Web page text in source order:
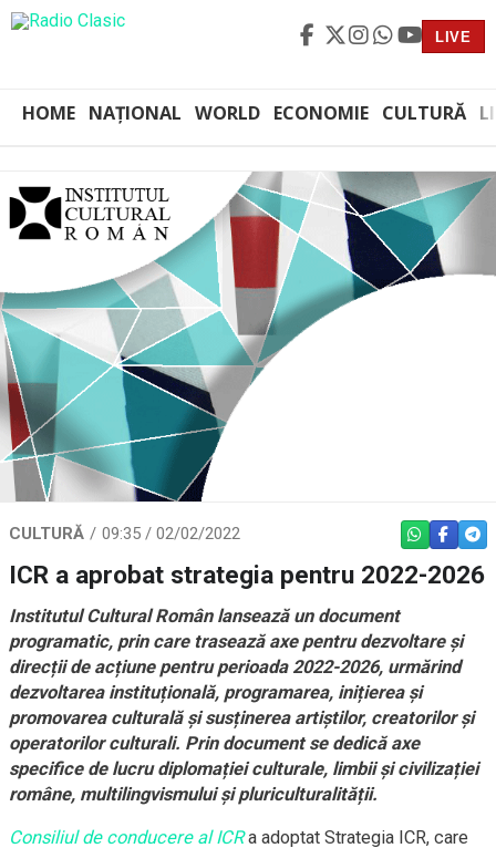
LIVE
HOME NAȚIONAL WORLD ECONOMIE CULTURĂ
CULTURĂ 09:35 / 02/02/2022 WHATSAPP
ICR a aprobat strategia pentru 2022-2026
Institutul Cultural Român lansează un document
programatic, prin care trasează axe pentru dezvoltare și
direcții de acțiune pentru perioada 2022-2026, urmărind
dezvoltarea instituțională, programarea, inițierea și
promovarea culturală și susținerea artiștilor, creatorilor și
operatorilor culturali. Prin document se dedică axe
specifice de lucru diplomației culturale, limbii șicivilizației
române, multilingvismului și pluriculturalității.
Consiliul de conducere al ICRa adoptat Strategia ICR, care